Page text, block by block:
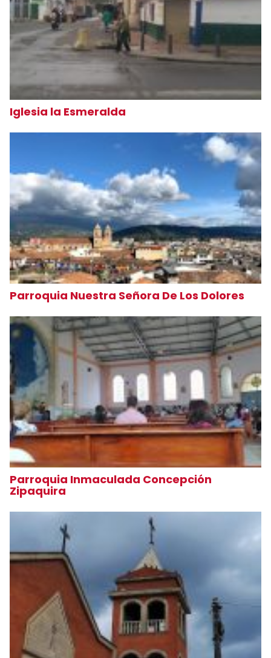
Iglesia la Esmeralda
Parroquia Nuestra Señora De Los Dolores
Parroquia Inmaculada Concepción
Zipaquira